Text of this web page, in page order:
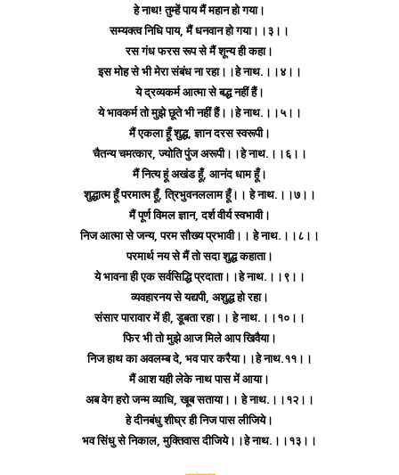
हे नाथ! तुम्हें पाय मैं महान हो गया।
सम्यक्त्व निधि पाय, मैं धनवान हो गया।।३।।
रस गंध फरस रूप से मैं शून्य ही कहा।
इस मोह से भी मेरा संबंध ना रहा।।हे नाथ.।।४।।
ये द्रव्यकर्म आत्मा से बद्ध नहीं हैं।
ये भावकर्म तो मुझे छूते भी नहीं हैं।।हे नाथ.।।५।।
मैं एकला हूँ शुद्ध, ज्ञान दरस स्वरूपी।
चैतन्य चमत्कार, ज्योति पुंज अरूपी।।हे नाथ.।।६।।
मैं नित्य हूं अखंड हूँ, आनंद धाम हूँ।
शुद्धात्म हूँ परमात्म हूँ, त्रिभुवनललाम हूँ।। हे नाथ.।।७।।
मैं पूर्ण विमल ज्ञान, दर्श वीर्य स्वभावी।
निज आत्मा से जन्य, परम सौख्य प्रभावी।। हे नाथ.।।८।।
परमार्थ नय से मैं तो सदा शुद्ध कहाता।
ये भावना ही एक सर्वसिद्धि प्रदाता।।हे नाथ.।।९।।
व्यवहारनय से यद्यपी, अशुद्ध हो रहा।
संसार पारावार में ही, डूबता रहा।। हे नाथ.।।१०।।
फिर भी तो मुझे आज मिले आप खिवैया।
निज हाथ का अवलम्ब दे, भव पार करैया।।हे नाथ.११।।
मैं आश यही लेके नाथ पास में आया।
अब वेग हरो जन्म व्याधि, खूब सताया।। हे नाथ.।।१२।।
हे दीनबंधु शीघ्र ही निज पास लीजिये।
भव सिंधु से निकाल, मुक्तिवास दीजिये।।हे नाथ.।।१३।।